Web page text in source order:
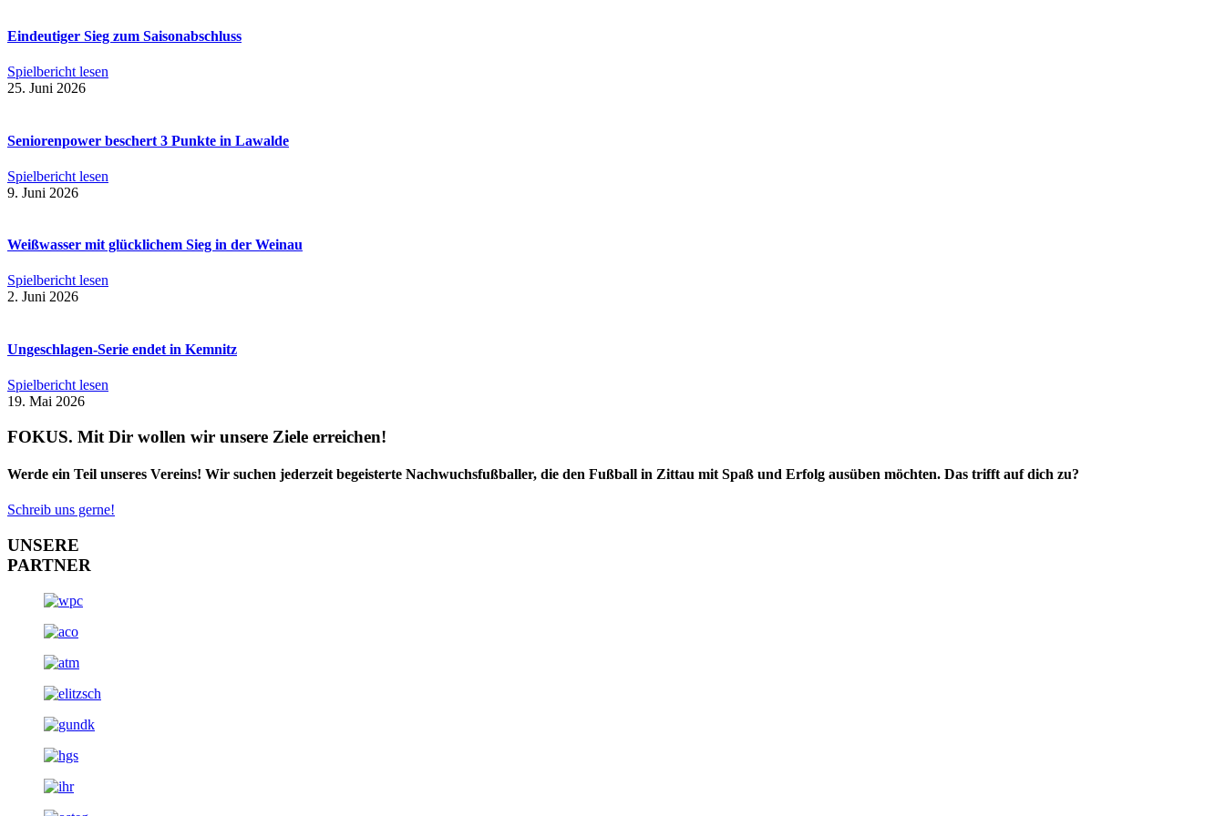
Eindeutiger Sieg zum Saisonabschluss
Spielbericht lesen
25. Juni 2026
Seniorenpower beschert 3 Punkte in Lawalde
Spielbericht lesen
9. Juni 2026
Weißwasser mit glücklichem Sieg in der Weinau
Spielbericht lesen
2. Juni 2026
Ungeschlagen-Serie endet in Kemnitz
Spielbericht lesen
19. Mai 2026
FOKUS. Mit Dir wollen wir unsere Ziele erreichen!
Werde ein Teil unseres Vereins! Wir suchen jederzeit begeisterte Nachwuchsfußballer, die den Fußball in Zittau mit Spaß und Erfolg ausüben möchten. Das trifft auf dich zu?
Schreib uns gerne!
UNSERE
PARTNER